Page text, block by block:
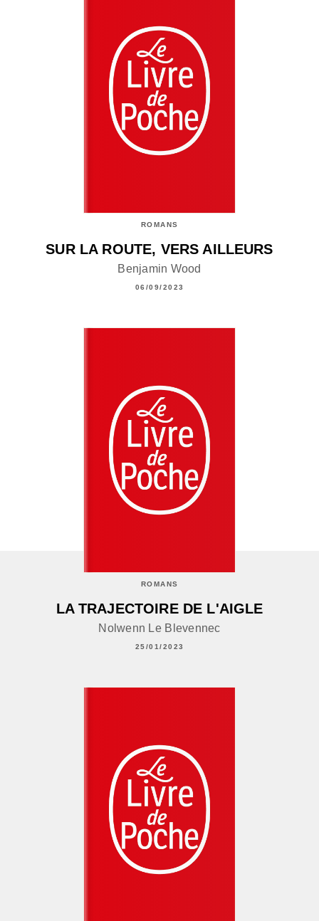
ROMANS
SUR LA ROUTE, VERS AILLEURS
Benjamin Wood
06/09/2023
ROMANS
LA TRAJECTOIRE DE L'AIGLE
Nolwenn Le Blevennec
25/01/2023